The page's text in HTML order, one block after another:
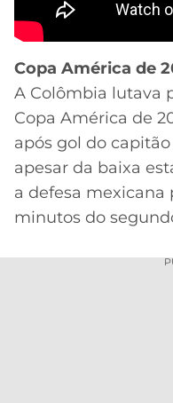
Copa América de
A Colômbia lutava
Copa América de
após gol do
apesar da baixa
a defesa mexicana
minutos do